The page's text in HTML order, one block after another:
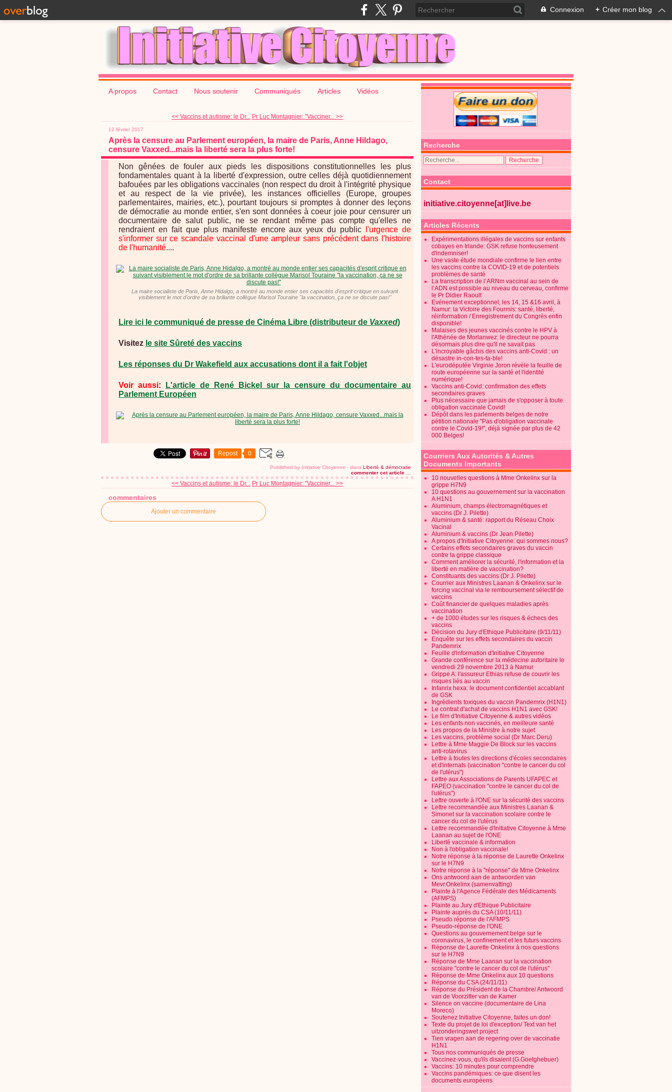
Connexion + Créer mon blog
A propos Contact Nous soutenir Communiqués Articles Vidéos
<< Vaccins et autisme: le Dr... Pr Luc Montagnier: "Vacciner... >>
12 février 2017
Après la censure au Parlement européen, la maire de Paris, Anne Hildago,
censure Vaxxed...mais la liberté sera la plus forte!
Non gênées de fouler aux pieds les dispositions constitutionnelles les plus
fondamentales quant à la liberté d'expression, outre celles déjà quotidiennement
bafouées par les obligations vaccinales (non respect du droit à l'intégrité physique
et au respect de la vie privée), les instances officielles (Europe, groupes
parlementaires, mairies, etc.), pourtant toujours si promptes à donner des leçons
de démocratie au monde entier, s'en sont données à coeur joie pour censurer un
documentaire de salut public, ne se rendant même pas compte qu'elles ne
rendraient en fait que plus manifeste encore aux yeux du public
l'urgence de
s'informer sur ce scandale vaccinal d'une ampleur sans précédent dans l'histoire
de l'humanité....
La maire socialiste de Paris, Anne Hidalgo, a montré au monde entier ses capacités d'esprit critique en suivant
visiblement le mot d'ordre de sa brillante collègue Marisol Touraine "la vaccination, ça ne se discute pas!"
Lire ici le communiqué de presse de Cinéma Libre (distributeur de Vaxxed)
Visitez le site Sûreté des vaccins
Les réponses du Dr Wakefield aux accusations dont il a fait l'objet
Voir aussi:
L'article de René Bickel sur la censure du documentaire au
Parlement Européen
Repost 0
Published by Initiative Citoyenne - dans Liberté & démocratie
commenter cet article
<< Vaccins et autisme: le Dr... Pr Luc Montagnier: "Vacciner... >>
commentaires
Ajouter un commentaire
Recherche
Contact
initiative.citoyenne[at]live.be
Articles Récents
Expérimentations illégales de vaccins sur enfants
cobayes en Irlande: GSK refuse honteusement
d'indemniser!
Une vaste étude mondiale confirme le lien entre
les vaccins contre la COVID-19 et de potentiels
problèmes de santé
La transcription de l’ARNm vaccinal au sein de
l’ADN est possible au niveau du cerveau, confirme
le Pr Didier Raoult
Evénement exceptionnel, les 14, 15 &16 avril, à
Namur: la Victoire des Fourmis: santé, liberté,
réinformation / Enregistrement du Congrès enfin
disponible!
Malaises des jeunes vaccinés contre le HPV à
l'Athénée de Morlanwez: le directeur ne pourra
désormais plus dire qu'il ne savait pas
L'incroyable gâchis des vaccins anti-Covid : un
désastre in-con-tes-ta-ble!
L'eurodéputée Virginie Joron révèle la feuille de
route européenne sur la santé et l'identité
numérique!
Vaccins anti-Covid: confirmation des effets
secondaires graves
Plus nécessaire que jamais de s'opposer à toute
obligation vaccinale Covid!
Dépôt dans les parlements belges de notre
pétition nationale "Pas d'obligation vaccinale
contre le Covid-19!", déjà signée par plus de 42
000 Belges!
Courriers Aux Autorités & Autres
Documents Importants
10 nouvelles questions à Mme Onkelinx sur la
grippe H7N9
10 questions au gouvernement sur la vaccination
A H1N1
Aluminium, champs électromagnétiques et
vaccins (Dr J. Pilette)
Aluminium & santé: rapport du Réseau Choix
Vacinal
Aluminium & vaccins (Dr Jean Pilette)
A propos d'Initiative Citoyenne: qui sommes nous?
Certains effets secondaires graves du vaccin
contre la grippe classique
Comment améliorer la sécurité, l'information et la
liberté en matière de vaccination?
Constituants des vaccins (Dr J. Pilette)
Courrier aux Ministres Laanan & Onkelinx sur le
forcing vaccinal via le remboursement sélectif de
vaccins
Coût financier de quelques maladies après
vaccination
+ de 1000 études sur les risques & échecs des
vaccins
Décision du Jury d'Ethique Publicitaire (9/11/11)
Enquête sur les effets secondaires du vaccin
Pandemrix
Feuille d'information d'Initiative Citoyenne
Grande conférence sur la médecine autoritaire le
vendredi 29 novembre 2013 à Namur
Grippe A: l'assureur Ethias refuse de couvrir les
risques liés au vaccin
Infanrix hexa: le document confidentiel accablant
de GSK
Ingrédients toxiques du vaccin Pandemrix (H1N1)
Le contrat d'achat de vaccins H1N1 avec GSK!
Le film d'Initiative Citoyenne & autres vidéos
Les enfants non vaccinés, en meilleure santé
Les propos de la Ministre à notre sujet
Les vaccins, problème social (Dr Marc Deru)
Lettre à Mme Maggie De Block sur les vaccins
anti-rotavirus
Lettre à toutes les directions d'écoles secondaires
et d'internats (vaccination "contre le cancer du col
de l'utérus")
Lettre aux Associations de Parents UFAPEC et
FAPEO (vaccination "contre le cancer du col de
l'utérus")
Lettre ouverte à l'ONE sur la sécurité des vaccins
Lettre recommandée aux Ministres Laanan &
Simonet sur la vaccination scolaire contre le
cancer du col de l'utérus
Lettre recommandée d'Initiative Citoyenne à Mme
Laanan au sujet de l'ONE
Liberté vaccinale & information
Non à l'obligation vaccinale!
Notre réponse à la réponse de Laurette Onkelinx
sur le H7N9
Notre réponse à la "réponse" de Mme Onkelinx
Ons antwoord aan de antwoorden van
Mevr.Onkelinx (samenvatting)
Plainte à l'Agence Fédérale des Médicaments
(AFMPS)
Plainte au Jury d'Ethique Publicitaire
Plainte auprès du CSA (10/11/11)
Pseudo réponse de l'AFMPS
Pseudo-réponse de l'ONE
Questions au gouvernement belge sur le
coronavirus, le confinement et les futurs vaccins
Réponse de Laurette Onkelinx à nos questions
sur le H7N9
Réponse de Mme Laanan sur la vaccination
scolaire "contre le cancer du col de l'utérus"
Réponse de Mme Onkelinx aux 10 questions
Réponse du CSA (24/11/11)
Réponse du Président de la Chambre/ Antwoord
van de Voorzitter van de Kamer
Silence on vaccine (documentaire de Lina
Moreco)
Soutenez Initiative Citoyenne, faites un don!
Texte du projet de loi d'exception/ Text van het
uitzonderingswet project
Tien vragen aan de regering over de vaccinatie
H1N1
Tous nos communiqués de presse
Vaccinez-vous, qu'ils disaient (G.Goetghebuer)
Vaccins: 10 minutes pour comprendre
Vaccins pandémiques: ce que disent les
documents européens